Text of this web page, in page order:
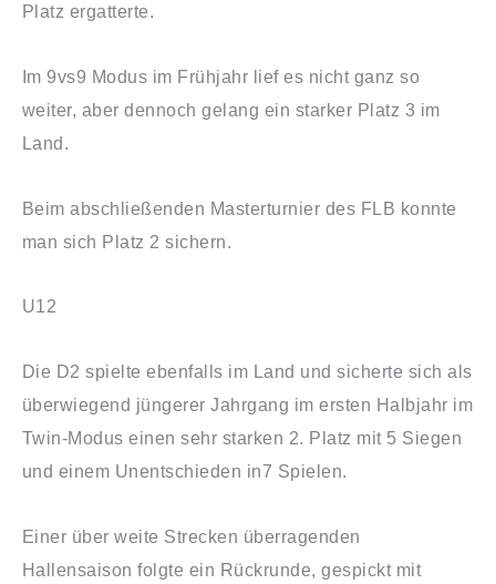
Platz ergatterte.
Im 9vs9 Modus im Frühjahr lief es nicht ganz so
weiter, aber dennoch gelang ein starker Platz 3 im
Land.
Beim abschließenden Masterturnier des FLB konnte
man sich Platz 2 sichern.
U12
Die D2 spielte ebenfalls im Land und sicherte sich als
überwiegend jüngerer Jahrgang im ersten Halbjahr im
Twin-Modus einen sehr starken 2. Platz mit 5 Siegen
und einem Unentschieden in7 Spielen.
Einer über weite Strecken überragenden
Hallensaison folgte ein Rückrunde, gespickt mit